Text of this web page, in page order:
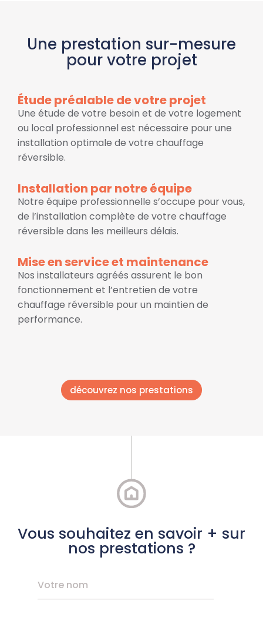
Une prestation sur-mesure
pour votre projet
Étude préalable de votre projet
Une étude de votre besoin et de votre logement
ou local professionnel est nécessaire pour une
installation optimale de votre chauffage
réversible.
Installation par notre équipe
Notre équipe professionnelle s’occupe pour vous,
de l’installation complète de votre chauffage
réversible dans les meilleurs délais.
Mise en service et maintenance
Nos installateurs agréés assurent le bon
fonctionnement et l’entretien de votre
chauffage réversible pour un maintien de
performance.
découvrez nos prestations
Vous souhaitez en savoir + sur
nos prestations ?